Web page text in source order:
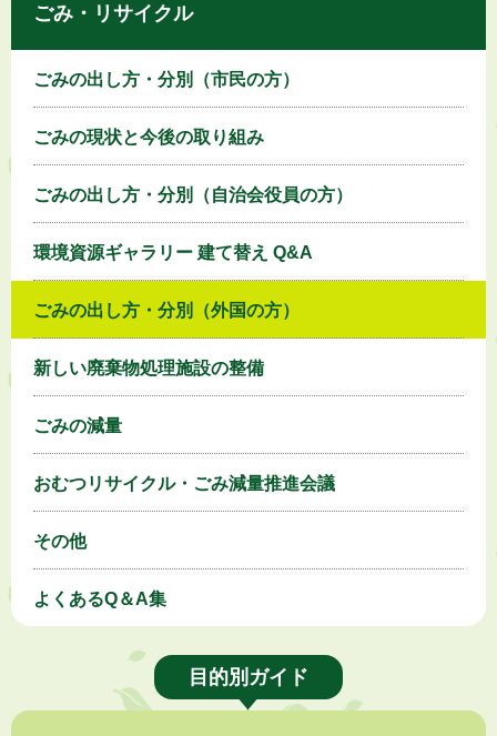
ごみ・リサイクル
ごみの出し方・分別（市民の方）
ごみの現状と今後の取り組み
ごみの出し方・分別（自治会役員の方）
環境資源ギャラリー 建て替え Q&A
ごみの出し方・分別（外国の方）
新しい廃棄物処理施設の整備
ごみの減量
おむつリサイクル・ごみ減量推進会議
その他
よくあるQ＆A集
目的別ガイド